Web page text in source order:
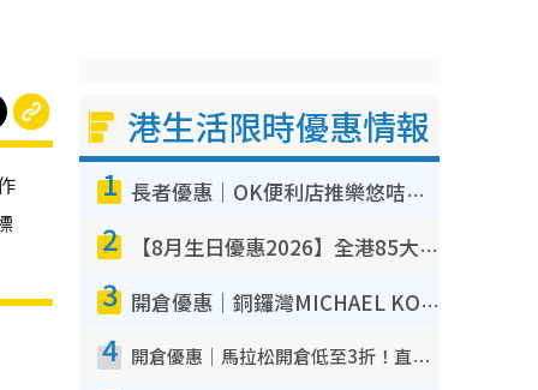
港生活限時優惠情報
1 長者優惠｜OK便利店推樂悠咭優惠！買麵包/牛奶/保健品拍卡即減
2 【8月生日優惠2026】全港85大食買玩著數攻略 自助餐/火鍋放題同行免費＋誠品/DONKI送現金券
3 開倉優惠｜銅鑼灣MICHAEL KORS開倉低至17折！直擊$500起買手袋/銀包/鞋款 必買經典Jet Set系列
4 開倉優惠｜馬拉松開倉低至3折！直擊$99起買adidas／New Balance／Puma鞋款 STANLEY保溫杯劈價至$119起